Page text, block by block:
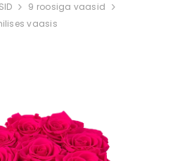
9 roosiga vaasid
vaasis